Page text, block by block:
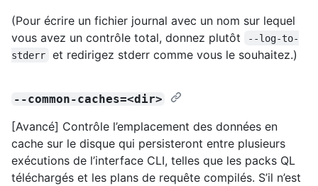
(Pour écrire un fichier journal avec un nom sur lequel
vous avez un contrôle total, donnez plutôt
--log-to-
stderr
et redirigez stderr comme vous le souhaitez.)
--common-caches=<dir>
[Avancé] Contrôle l’emplacement des données en
cache sur le disque qui persisteront entre plusieurs
exécutions de l’interface CLI, telles que les packs QL
téléchargés et les plans de requête compilés. S’il n’est